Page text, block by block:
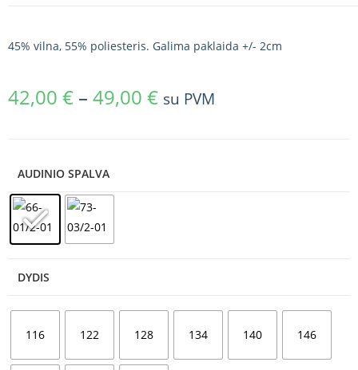
45% vilna, 55% poliesteris. Galima paklaida +/- 2cm
42,00 € – 49,00 € su PVM
AUDINIO SPALVA
DYDIS
116 122 128 134 140 146